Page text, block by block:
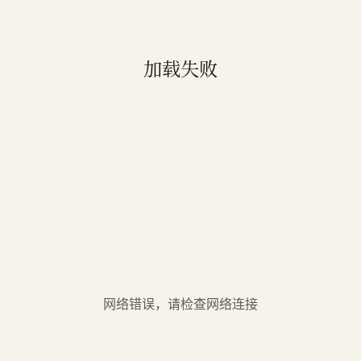
加载失败
网络错误，请检查网络连接